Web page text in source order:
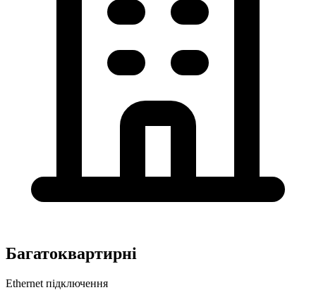
Багатоквартирні
Ethernet підключення